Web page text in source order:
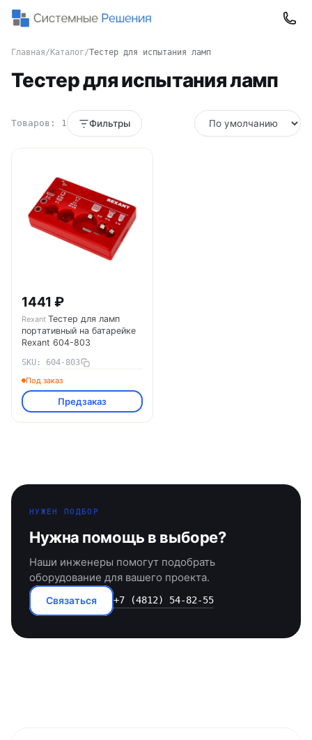
Главная/ Каталог/Тестер для испытания ламп
Тестер для испытания ламп
Товаров: 1 Фильтры
1441 ₽
Rexant Тестер для ламп
портативный на батарейке
Rexant 604-803
SKU: 604-803
Под заказ
Предзаказ
НУЖЕН ПОДБОР
Нужна помощь в выборе?
Наши инженеры помогут подобрать
оборудование для вашего проекта.
Связаться +7 (4812) 54-82-55